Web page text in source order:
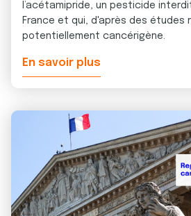
l’acétamipride, un pesticide
France et qui, d'après des études
potentiellement cancérigène.
En savoir plus